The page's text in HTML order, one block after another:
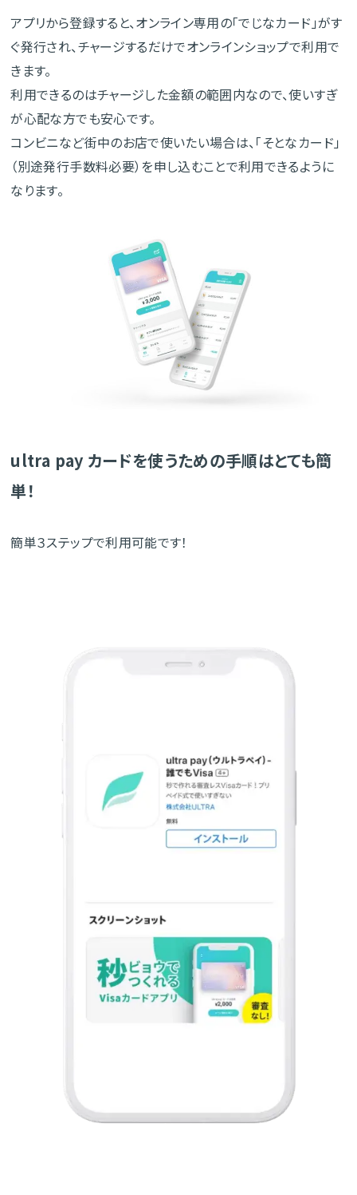
アプリから登録すると、オンライン専用の「でじなカード」がす
ぐ発行され、チャージするだけでオンラインショップで利用で
きます。
利用できるのはチャージした金額の範囲内なので、使いすぎ
が心配な方でも安心です。
コンビニなど街中のお店で使いたい場合は、「そとなカード」
（別途発行手数料必要）を申し込むことで利用できるように
なります。
ultra pay カードを使うための手順はとても簡
単！
簡単３ステップで利用可能です！